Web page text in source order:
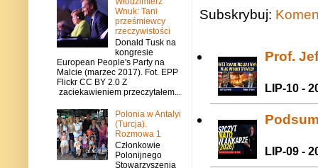
Subskrybuj:
Prof.
LIP-10 -
LIP-09 -
Wnuk: Tani
prześmiewcy
rzeczywistości
Donald Tusk na
kongresie
European People's Party na
Malcie (marzec 2017). Fot. EPP
Flickr CC BY 2.0 Z
zaciekawieniem przeczytałem...
Polonia w Antalyi
(Turcja).
Rozmowa 1
Członkowie
Polonijnego
Stowarzyszenia